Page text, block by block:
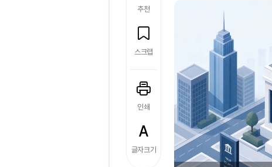
추천
스크랩
인쇄
글자크기